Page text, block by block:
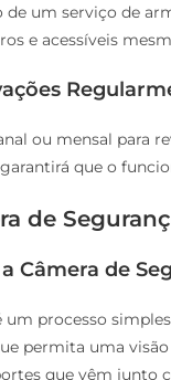
de um serviço de
e acessíveis
ou mensal para
que o
de
Câmera de
um processo
permita uma
que vêm junto